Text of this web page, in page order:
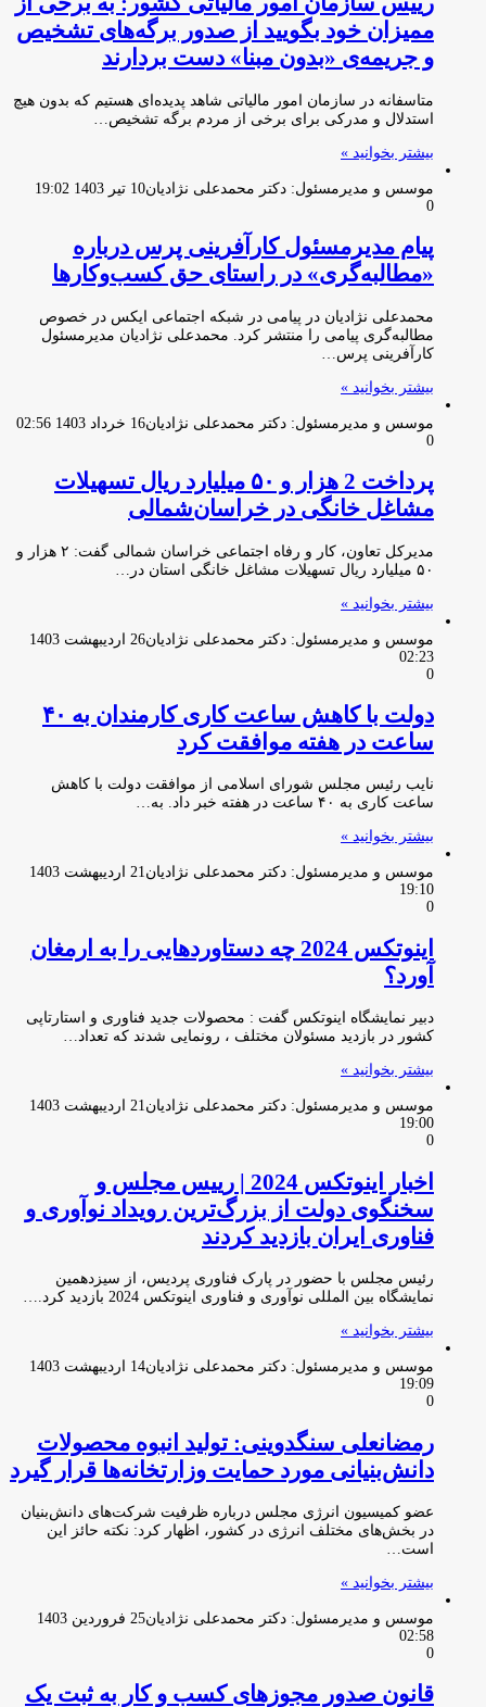
مميزان خود بگوييد از صدور برگه‌هاى تشخيص
و جريمه‌ی «بدون مبنا» دست بردارند
متاسفانه در سازمان امور مالياتى شاهد پديده‌اى هستيم كه بدون هيچ
استدلال و مدركى براى برخی از مردم برگه تشخيص…
بیشتر بخوانید »
موسس و مدیرمسئول: دکتر محمدعلی نژادیان10 تیر 1403 19:02
0
پیام مدیرمسئول کارآفرینی پرس درباره
«مطالبه‌گری» در راستای حق کسب‌و‌کارها
محمدعلی نژادیان در پیامی در شبکه اجتماعی ایکس در خصوص
مطالبه‌گری پیامی را منتشر کرد. محمدعلی نژادیان مدیرمسئول
کارآفرینی پرس…
بیشتر بخوانید »
موسس و مدیرمسئول: دکتر محمدعلی نژادیان16 خرداد 1403 02:56
0
پرداخت 2 هزار و ۵۰ میلیارد ریال تسهیلات
مشاغل خانگی در خراسان‌شمالی
مدیرکل تعاون، کار و رفاه اجتماعی خراسان شمالی گفت: ۲ هزار و
۵۰ میلیارد ریال تسهیلات مشاغل خانگی استان در…
بیشتر بخوانید »
موسس و مدیرمسئول: دکتر محمدعلی نژادیان
26 اردیبهشت 1403
02:23
0
دولت با کاهش ساعت کاری کارمندان به ۴۰
ساعت در هفته موافقت کرد
نایب رئیس مجلس شورای اسلامی از موافقت دولت با کاهش
ساعت کاری به ۴۰ ساعت در هفته خبر داد. به…
بیشتر بخوانید »
موسس و مدیرمسئول: دکتر محمدعلی نژادیان
21 اردیبهشت 1403
19:10
0
اینوتکس 2024 چه دستاوردهایی را به ارمغان
آورد؟
دبیر نمایشگاه اینوتکس گفت : محصولات جدید فناوری و استارتاپی
کشور در بازدید مسئولان مختلف ، رونمایی شدند که تعداد…
بیشتر بخوانید »
موسس و مدیرمسئول: دکتر محمدعلی نژادیان
21 اردیبهشت 1403
19:00
0
اخبار اینوتکس 2024 | رییس مجلس و
سخنگوی دولت از بزرگ‌ترین رویداد نوآوری و
فناوری ایران بازدید کردند
رئیس مجلس با حضور در پارک فناوری پردیس، از سیزدهمین
نمایشگاه بین المللی نوآوری و فناوری اینوتکس 2024 بازدید کرد.…
بیشتر بخوانید »
موسس و مدیرمسئول: دکتر محمدعلی نژادیان
14 اردیبهشت 1403
19:09
0
رمضانعلی سنگدوینی: تولید انبوه محصولات
دانش‌بنیانی مورد حمایت وزارتخانه‌ها قرار گیرد
عضو کمیسیون انرژی مجلس درباره ظرفیت شرکت‌های دانش‌بنیان
در بخش‌های مختلف انرژی در کشور، اظهار کرد: نکته حائز این
است…
بیشتر بخوانید »
موسس و مدیرمسئول: دکتر محمدعلی نژادیان
25 فروردین 1403
02:58
0
قانون صدور مجوزهای کسب و کار به ثبت یک